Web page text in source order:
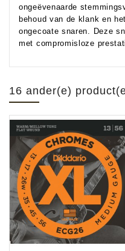
ongeëvenaarde
behoud van de klank en
ongecoate snaren. Deze
met compromisloze
16 ander(e)